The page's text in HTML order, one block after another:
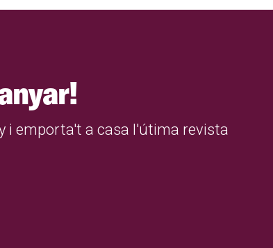
i emporta't a casa l'útima revista